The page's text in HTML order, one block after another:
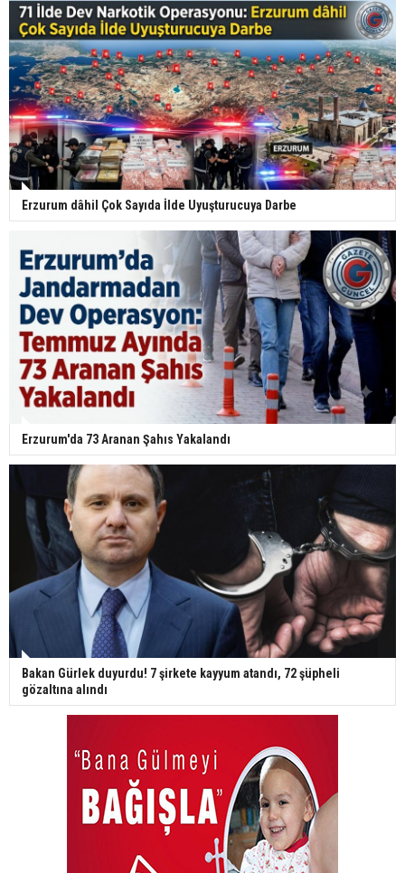
Erzurum dâhil Çok Sayıda İlde Uyuşturucuya Darbe
Erzurum'da 73 Aranan Şahıs Yakalandı
Bakan Gürlek duyurdu! 7 şirkete kayyum atandı, 72 şüpheli
gözaltına alındı